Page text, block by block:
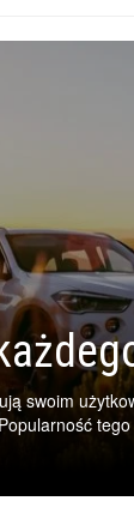
swoim